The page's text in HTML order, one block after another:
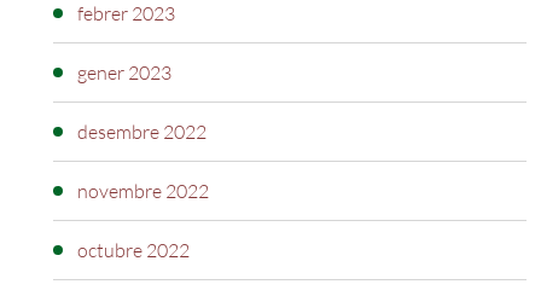
febrer 2023
gener 2023
desembre 2022
novembre 2022
octubre 2022